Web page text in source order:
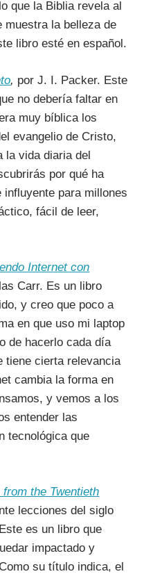
que la Biblia revela al
muestra la belleza de
libro esté en español.
, por J. I. Packer. Este
no debería faltar en
muy bíblica los
evangelio de Cristo,
la vida diaria del
por qué ha
para millones
fácil de leer,
Internet con
Carr. Es un libro
y creo que poco a
en que uso mi laptop
de hacerlo cada día
tiene cierta relevancia
cambia la forma en
y vemos a los
entender las
tecnológica que
the Twentieth
lecciones del siglo
es un libro que
impactado y
su título indica, el